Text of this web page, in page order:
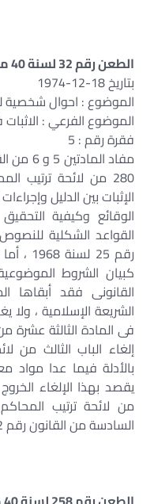
الطعن رقم 32 لسنة 40 مكتب فنى 25 صفحة رقم 1462
بتاريخ 18-12-1974
الموضوع : احوال شخصية
الموضوع الفرعي :
فقرة رقم : 5
280 من لائحة
الإثبات بين الدليل
الوقائع وكيفية
القواعد الشكلية للنصوص
رقم
كبيان الشروط
القانونى فقد أبقاها
الشريعة الإسلامية ،
إلغاء الباب الثالث من
بالأدلة فيما عدا مواد
من لائحة ترتيب
السادسة من القانون رقم 462 لسنة 1955.